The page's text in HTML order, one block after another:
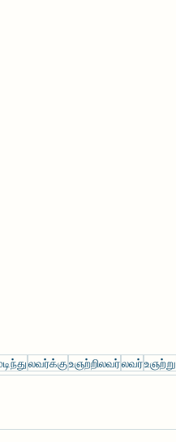
லவர்க்குஉஞற்றிலவர்லவர்உஞற்று